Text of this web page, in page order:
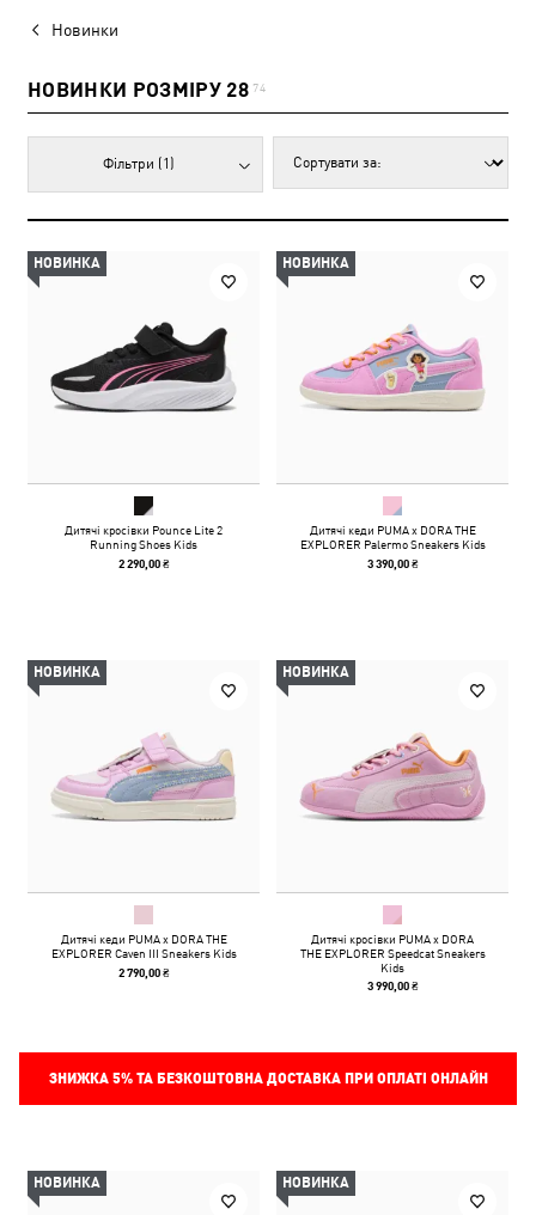
Новинки
НОВИНКИ РОЗМІРУ 28 74
Фільтри (1)
НОВИНКА
Дитячі кросівки Pounce Lite 2
Running Shoes Kids
2 290,00 ₴
НОВИНКА
Дитячі кеди PUMA x DORA THE
EXPLORER Palermo Sneakers Kids
3 390,00 ₴
НОВИНКА
Дитячі кеди PUMA x DORA THE
EXPLORER Caven III Sneakers Kids
2 790,00 ₴
НОВИНКА
Дитячі кросівки PUMA x DORA
THE EXPLORER Speedcat Sneakers
Kids
3 990,00 ₴
ЗНИЖКА 5%ТА БЕЗКОШТОВНА ДОСТАВКА ПРИ ОПЛАТІ ОНЛАЙН
НОВИНКА НОВИНКА